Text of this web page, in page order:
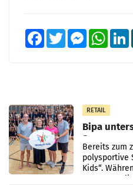
FacebookTwitter Messenger
RETAIL
Bipa
Bereits zum
polysportive
Kids“.
Monaten